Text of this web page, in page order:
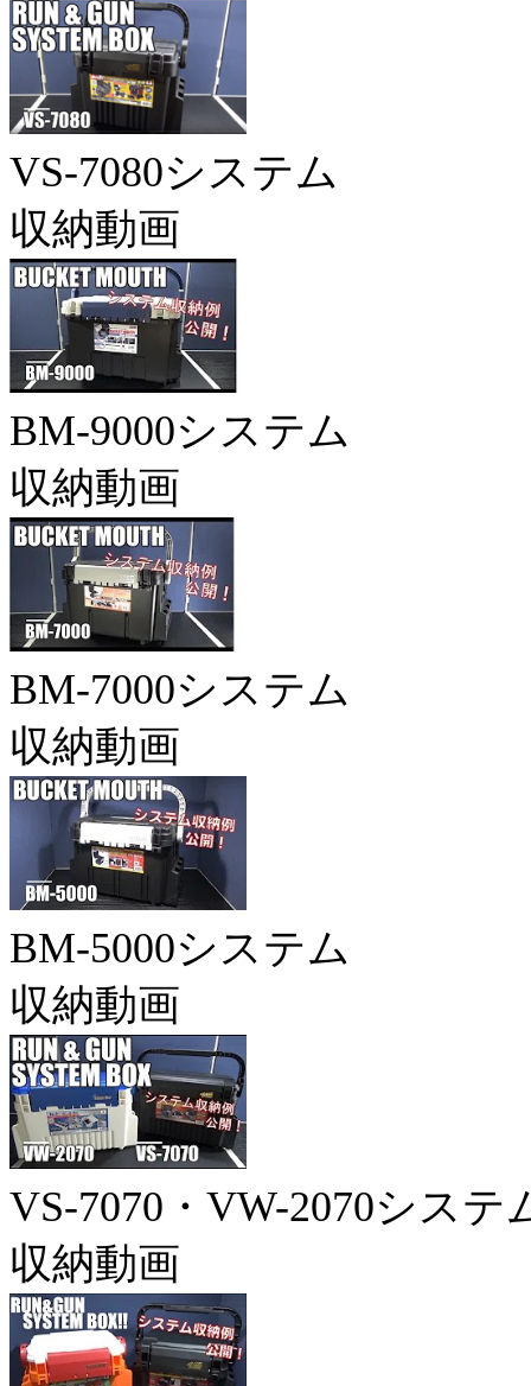
VS-7080システム
収納動画
BM-9000システム
収納動画
BM-7000システム
収納動画
BM-5000システム
収納動画
VS-7070・VW-2070システ
収納動画